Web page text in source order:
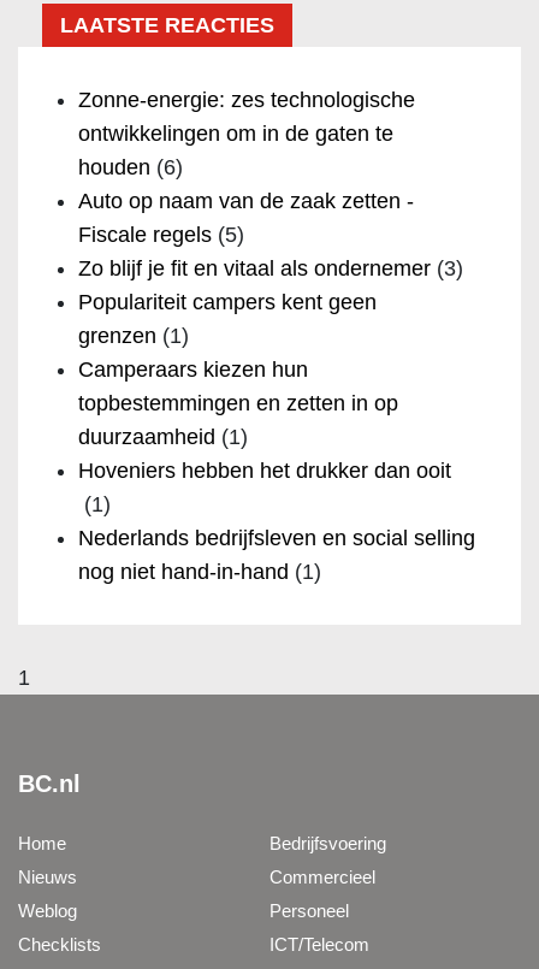
LAATSTE REACTIES
Zonne-energie: zes technologische
ontwikkelingen om in de gaten te
houden (6)
Auto op naam van de zaak zetten -
Fiscale regels (5)
Zo blijf je fit en vitaal als ondernemer (3)
Populariteit campers kent geen
grenzen (1)
Camperaars kiezen hun
topbestemmingen en zetten in op
duurzaamheid (1)
Hoveniers hebben het drukker dan ooit
(1)
Nederlands bedrijfsleven en social selling
nog niet hand-in-hand (1)
1
BC.nl
Home
Nieuws
Weblog
Checklists
Bedrijfsvoering
Commercieel
Personeel
ICT/Telecom